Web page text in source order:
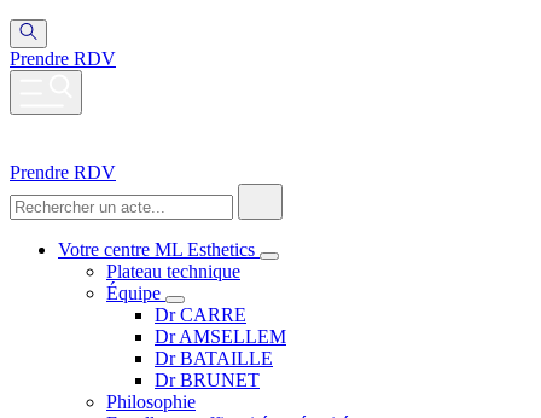
Prendre RDV
Prendre RDV
Votre centre ML Esthetics
Plateau technique
Équipe
Dr CARRE
Dr AMSELLEM
Dr BATAILLE
Dr BRUNET
Philosophie